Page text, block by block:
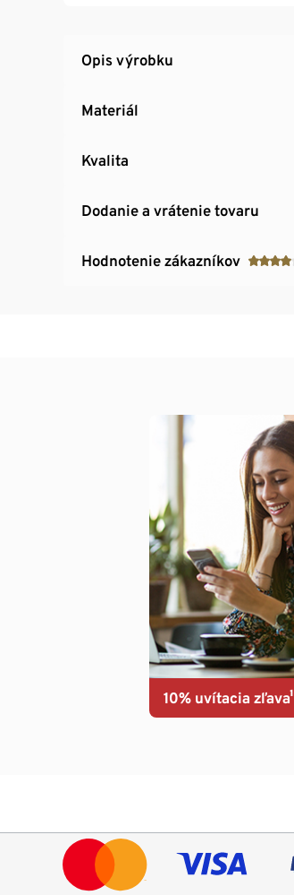
Opis výrobku
Materiál
Kvalita
Dodanie a vrátenie tovaru
Hodnotenie zákazníkov
10% uvítacia zľava¹